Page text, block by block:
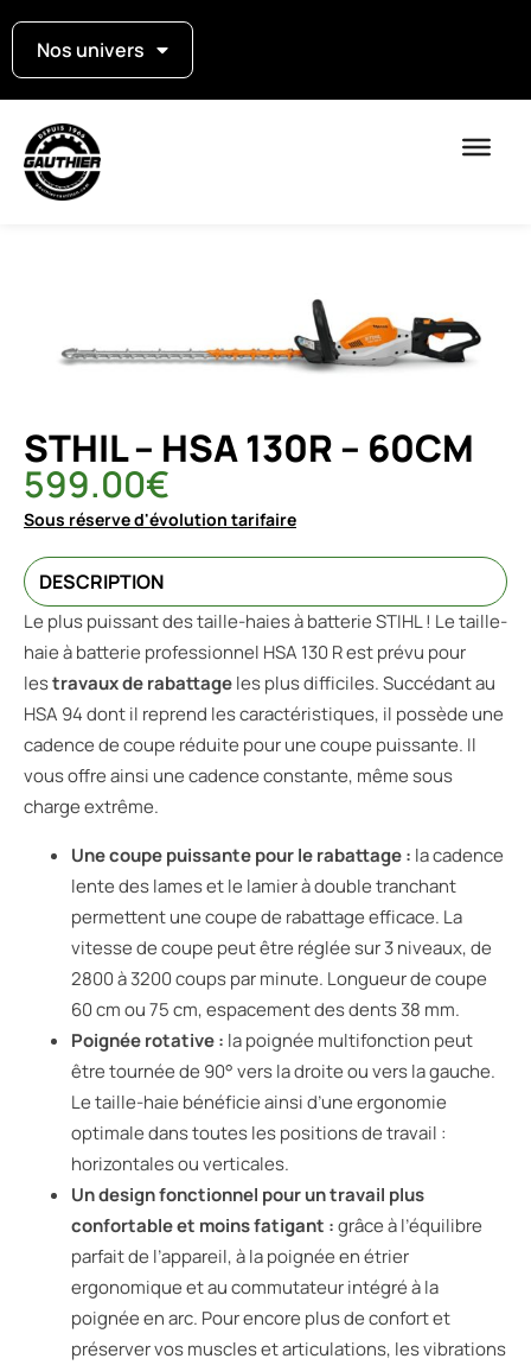
Nos univers
STHIL – HSA 130R – 60CM
599.00€
Sous réserve d'évolution tarifaire
DESCRIPTION
Le plus puissant des taille-haies à batterie STIHL ! Le taille-
haie à batterie professionnel HSA 130 R est prévu pour
lestravaux de rabattageles plus difficiles. Succédant au
HSA 94 dont il reprend les caractéristiques, il possède une
cadence de coupe réduite pour une coupe puissante. Il
vous offre ainsi une cadence constante, même sous
charge extrême.
Une coupe puissante pour le rabattage : la cadence
lente des lames et le lamier à double tranchant
permettent une coupe de rabattage efficace. La
vitesse de coupe peut être réglée sur 3 niveaux, de
2800 à 3200 coups par minute. Longueur de coupe
60 cm ou 75 cm, espacement des dents 38 mm.
Poignée rotative : la poignée multifonction peut
être tournée de 90° vers la droite ou vers la gauche.
Le taille-haie bénéficie ainsi d’une ergonomie
optimale dans toutes les positions de travail :
horizontales ou verticales.
Un design fonctionnel pour un travail plus
confortable et moins fatigant :grâce à l’équilibre
parfait de l’appareil, à la poignée en étrier
ergonomique et au commutateur intégré à la
poignée en arc. Pour encore plus de confort et
préserver vos muscles et articulations, les vibrations